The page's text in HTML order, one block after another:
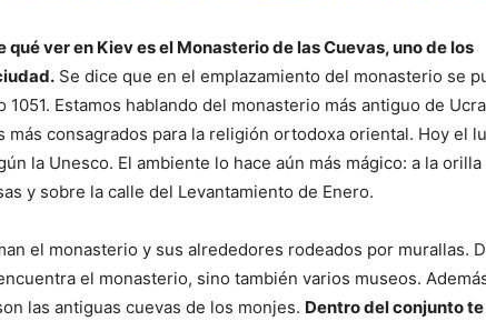
ver en Kiev es el Monasterio de las Cuevas, uno de los
Se dice que en el emplazamiento del monasterio se
Estamos hablando del monasterio más antiguo de
más consagrados para la religión ortodoxa oriental. Hoy el
la Unesco. El ambiente lo hace aún más mágico: a la
y sobre la calle del Levantamiento de Enero.
el monasterio y sus alrededores rodeados por murallas.
el monasterio, sino también varios museos.
las antiguas cuevas de los monjes. Dentro del conjunto te